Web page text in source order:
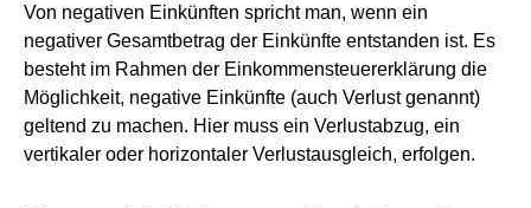
Von negativen Einkünften spricht man, wenn ein
negativer Gesamtbetrag der Einkünfte entstanden ist. Es
besteht im Rahmen der Einkommensteuererklärung die
Möglichkeit, negative Einkünfte (auch Verlust genannt)
geltend zu machen. Hier muss ein Verlustabzug, ein
vertikaler oder horizontaler Verlustausgleich, erfolgen.